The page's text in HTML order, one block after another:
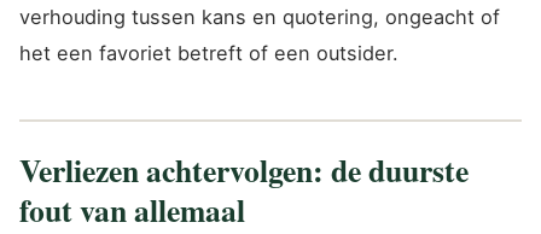
verhouding tussen kans en quotering, ongeacht of
het een favoriet betreft of een outsider.
Verliezen achtervolgen: de duurste
fout van allemaal